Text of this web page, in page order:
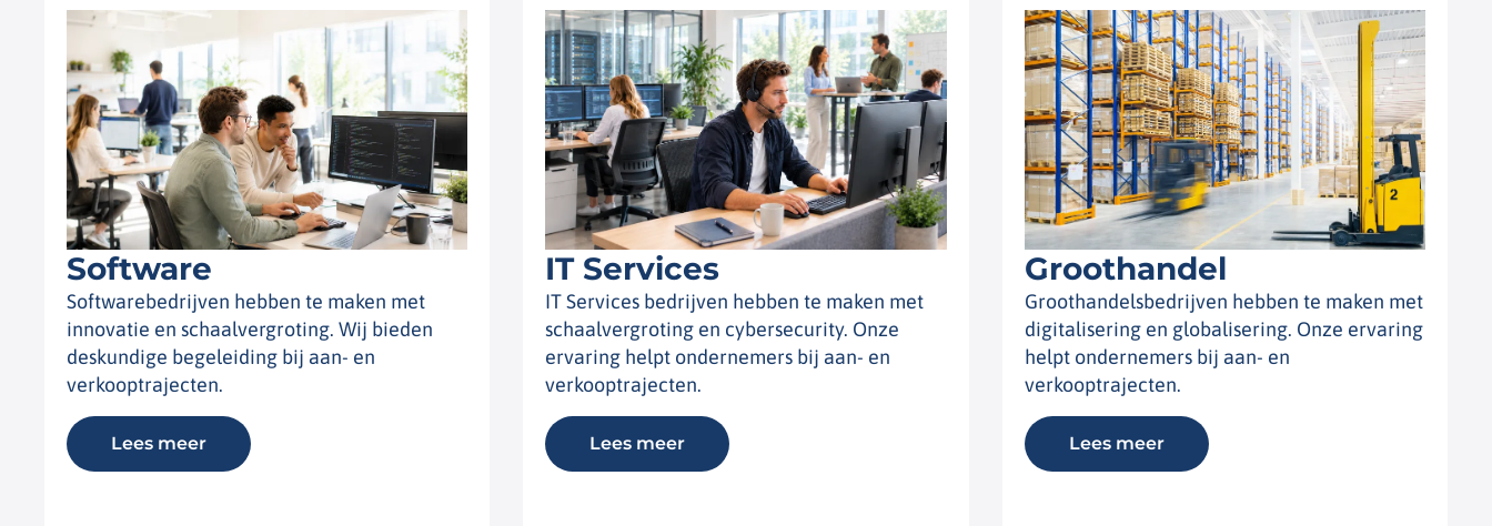
Software
Softwarebedrijven hebben te maken met
innovatie en schaalvergroting. Wij bieden
deskundige begeleiding bij aan- en
verkooptrajecten.
Lees meer
IT Services
IT Services bedrijven hebben te maken met
schaalvergroting en cybersecurity. Onze
ervaring helpt ondernemers bij aan- en
verkooptrajecten.
Lees meer
Groothandel
Groothandelsbedrijven hebben te maken met
digitalisering en globalisering. Onze ervaring
helpt ondernemers bij aan- en
verkooptrajecten.
Lees meer